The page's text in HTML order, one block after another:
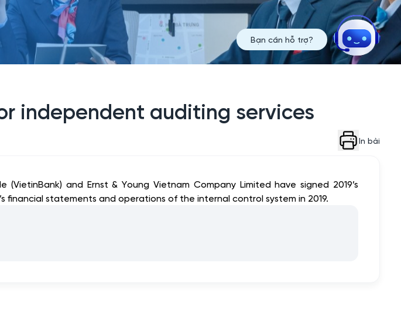
independent auditing services
In bài
and Ernst & Young Vietnam Company Limited have signed 2019’s
statements and operations of the internal control system in 2019.
Bạn cần hỗ trợ?